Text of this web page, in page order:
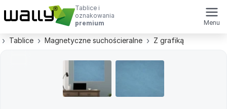
Tablice i
oznakowania
premium
Menu
Tablice Magnetyczne suchościeralne Z grafiką